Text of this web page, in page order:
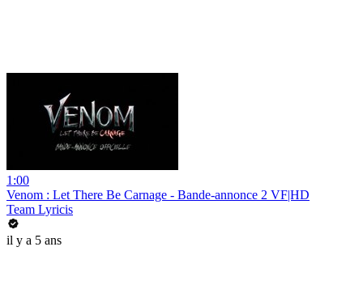
1:00
Venom : Let There Be Carnage - Bande-annonce 2 VF|HD
Team Lyricis
il y a 5 ans